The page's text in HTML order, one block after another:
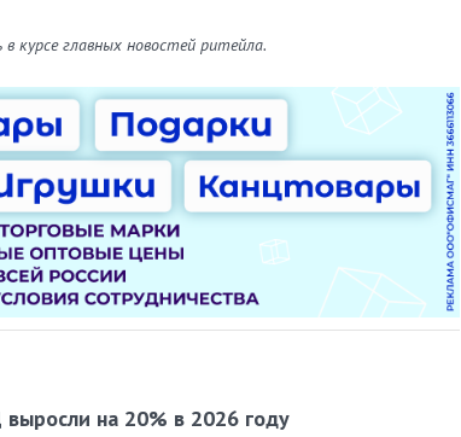
курсе главных новостей ритейла.
на 20% в 2026 году